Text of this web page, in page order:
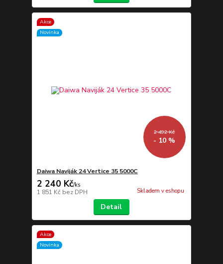
Akce
Novinka
2 492 Kč
- 10 %
Daiwa Naviják 24 Vertice 35 5000C
2 240 Kč/ks
1 851 Kč bez DPH Skladem v eshopu
Detail
Akce
Novinka